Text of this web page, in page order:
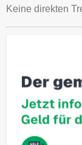
Keine direkten